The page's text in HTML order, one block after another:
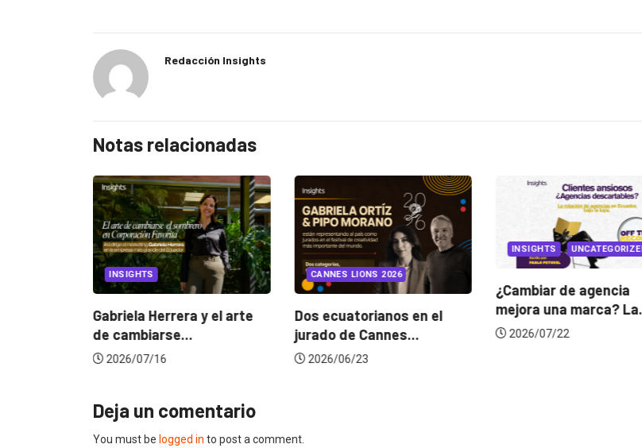
Redacción Insights
Notas relacionadas
INSIGHTS
Gabriela Herrera y el arte
de cambiarse...
2026/07/16
CANNES LIONS 2026
Dos ecuatorianos en el
jurado de Cannes...
2026/06/23
INSIGHTS
¿Cambiar de agencia
mejora una marca?
2026/07/22
Deja un comentario
You must be logged in to post a comment.